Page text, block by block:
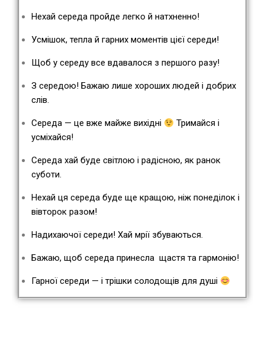
Нехай середа пройде легко й натхненно!
Усмішок, тепла й гарних моментів цієї середи!
Щоб у середу все вдавалося з першого разу!
З середою! Бажаю лише хороших людей і добрих
слів.
Середа — це вже майже вихідні
Тримайся і
усміхайся!
Середа хай буде світлою і радісною, як ранок
суботи.
Нехай ця середа буде ще кращою, ніж понеділок і
вівторок разом!
Надихаючої середи! Хай мрії збуваються.
Бажаю, щоб середа принесла щастя та гармонію!
Гарної середи — і трішки солодощів для душі